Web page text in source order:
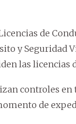
de
y Seguridad
las licencias
controles
de